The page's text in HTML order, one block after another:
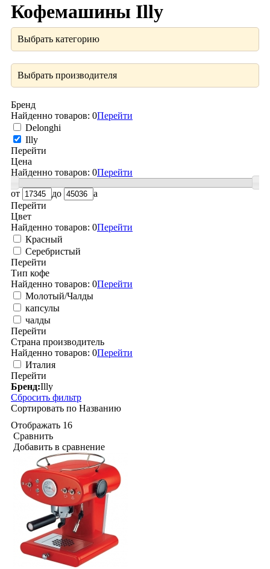
Кофемашины Illy
Выбрать категорию
Выбрать производителя
Бренд
Найденно товаров: 0Перейти
Delonghi
Illy
Перейти
Цена
Найденно товаров: 0Перейти
от до
a
Перейти
Цвет
Найденно товаров: 0Перейти
Красный
Серебристый
Перейти
Тип кофе
Найденно товаров: 0Перейти
Молотый/Чалды
капсулы
чалды
Перейти
Страна производитель
Найденно товаров: 0Перейти
Италия
Перейти
Бренд:Illy
Сбросить фильтр
Сортировать по Названию
Отображать 16
Сравнить
Добавить в сравнение